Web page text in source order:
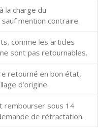
la charge du
mention contraire.
comme les articles
sont pas retournables.
retourné en bon état,
d’origine.
rembourser sous 14
de rétractation.